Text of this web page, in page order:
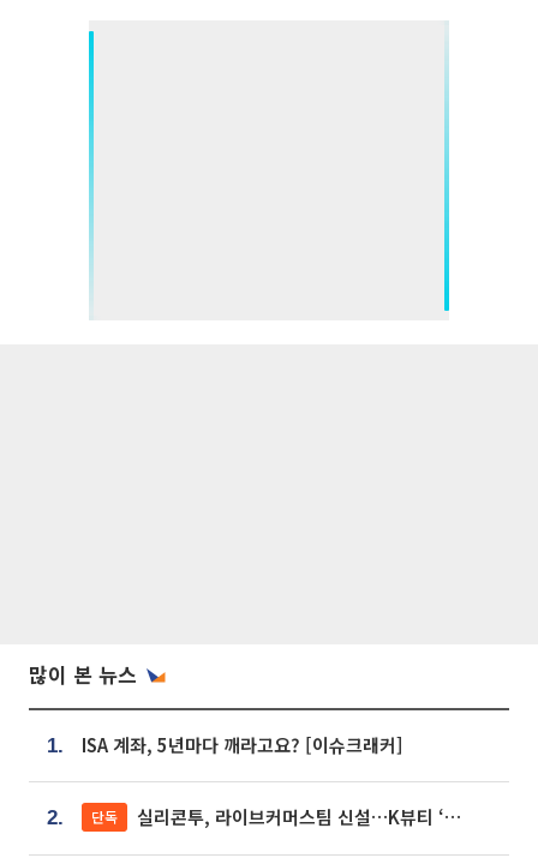
많이 본 뉴스
1. ISA 계좌, 5년마다 깨라고요? [이슈크래커]
2. 단독 실리콘투, 라이브커머스팀 신설…K뷰티 ‘글로벌 판매망’ 확대[K뷰티 라방戰]